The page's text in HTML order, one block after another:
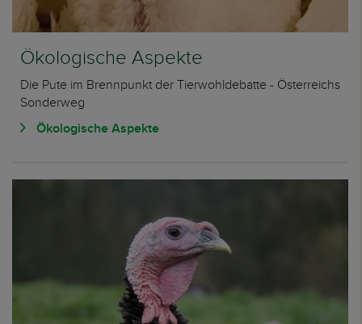
Ökologische Aspekte
Die Pute im Brennpunkt der Tierwohldebatte - Österreichs
Sonderweg
Ökologische Aspekte